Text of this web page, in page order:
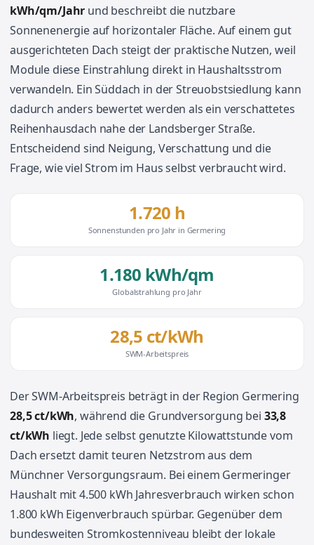
kWh/qm/Jahr und beschreibt die nutzbare
Sonnenenergie auf horizontaler Fläche. Auf einem gut
ausgerichteten Dach steigt der praktische Nutzen, weil
Module diese Einstrahlung direkt in Haushaltsstrom
verwandeln. Ein Süddach in der Streuobstsiedlung kann
dadurch anders bewertet werden als ein verschattetes
Reihenhausdach nahe der Landsberger Straße.
Entscheidend sind Neigung, Verschattung und die
Frage, wie viel Strom im Haus selbst verbraucht wird.
1.720 h
Sonnenstunden pro Jahr in Germering
1.180 kWh/qm
Globalstrahlung pro Jahr
28,5 ct/kWh
SWM-Arbeitspreis
Der SWM-Arbeitspreis beträgt in der Region Germering
28,5 ct/kWh, während die Grundversorgung bei 33,8
ct/kWh liegt. Jede selbst genutzte Kilowattstunde vom
Dach ersetzt damit teuren Netzstrom aus dem
Münchner Versorgungsraum. Bei einem Germeringer
Haushalt mit 4.500 kWh Jahresverbrauch wirken schon
1.800 kWh Eigenverbrauch spürbar. Gegenüber dem
bundesweiten Stromkostenniveau bleibt der lokale